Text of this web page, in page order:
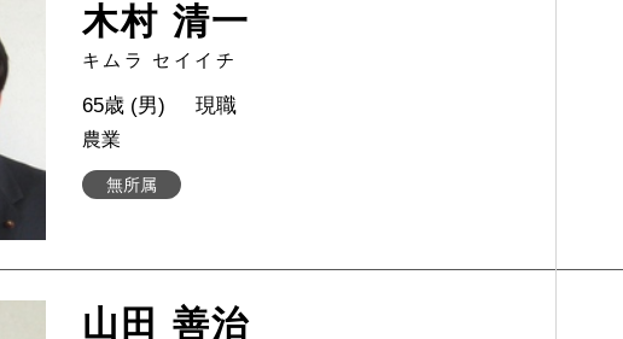
木村 清一
キムラ セイイチ
無所属
65歳 (男) 現職
農業
山田 善治